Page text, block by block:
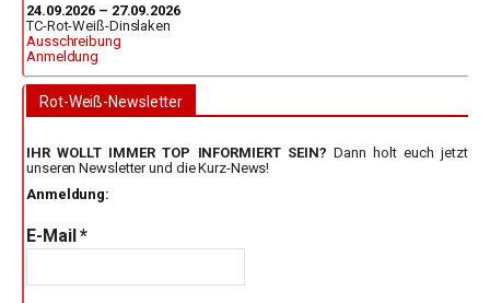
24.09.2026 – 27.09.2026
TC-Rot-Weiß-Dinslaken
Ausschreibung
Anmeldung
Rot-Weiß-Newsletter
IHR WOLLT IMMER TOP INFORMIERT SEIN? Dann holt euch jetzt
unseren Newsletter und die Kurz-News!
Anmeldung:
E-Mail*